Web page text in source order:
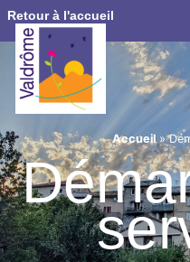
Retour à l'accueil
Accueil»